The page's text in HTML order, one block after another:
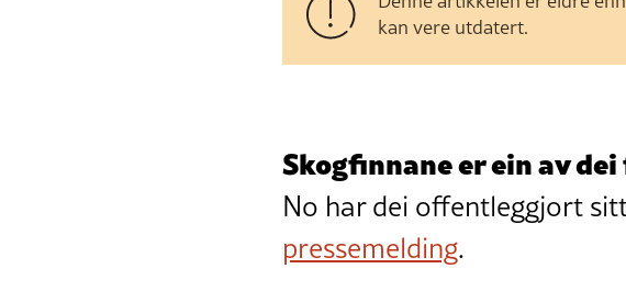
kan vere utdatert.
Skogfinnane er ein av
No har dei offentleggjort
pressemelding.